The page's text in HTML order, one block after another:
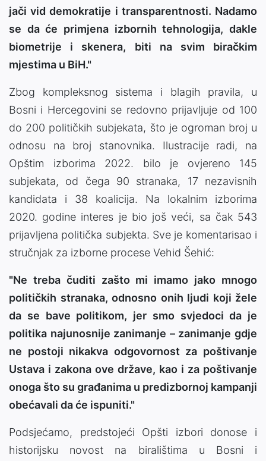
jači vid demokratije i transparentnosti. Nadamo
se da će primjena izbornih tehnologija, dakle
biometrije i skenera, biti na svim biračkim
mjestima u BiH."
Zbog kompleksnog sistema i blagih pravila, u
Bosni i Hercegovini se redovno prijavljuje od 100
do 200 političkih subjekata, što je ogroman broj u
odnosu na broj stanovnika. Ilustracije radi, na
Opštim izborima 2022. bilo je ovjereno 145
subjekata, od čega 90 stranaka, 17 nezavisnih
kandidata i 38 koalicija. Na lokalnim izborima
2020. godine interes je bio još veći, sa čak 543
prijavljena politička subjekta. Sve je komentarisao i
stručnjak za izborne procese Vehid Šehić:
"Ne treba čuditi zašto mi imamo jako mnogo
političkih stranaka, odnosno onih ljudi koji žele
da se bave politikom, jer smo svjedoci da je
politika najunosnije zanimanje – zanimanje gdje
ne postoji nikakva odgovornost za poštivanje
Ustava i zakona ove države, kao i za poštivanje
onoga što su građanima u predizbornoj kampanji
obećavali da će ispuniti."
Podsjećamo, predstojeći Opšti izbori donose i
historijsku novost na biralištima u Bosni i